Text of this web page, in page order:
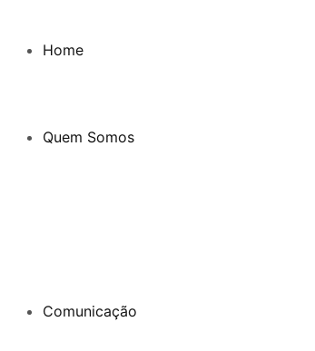
Home
Quem Somos
Comunicação